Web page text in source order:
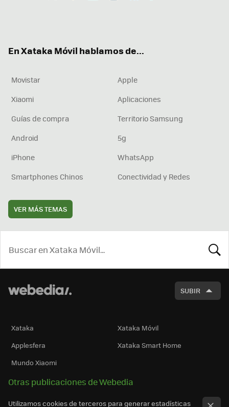
En Xataka Móvil hablamos de...
Movistar
Apple
Xiaomi
Aplicaciones
Guías de compra
Territorio Samsung
Android
5g
iPhone
WhatsApp
Smartphones Chinos
Conectividad y Redes
VER MÁS TEMAS
SUBIR
Xataka
Xataka Móvil
Applesfera
Xataka Smart Home
Mundo Xiaomi
Otras publicaciones de Webedia
Utilizamos cookies de terceros para generar estadísticas